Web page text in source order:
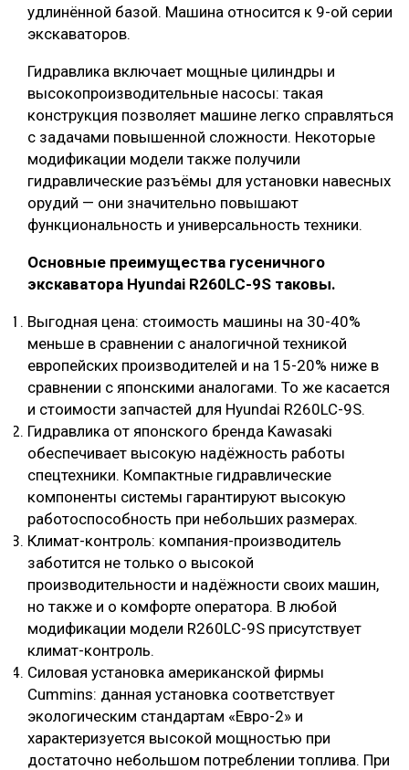
удлинённой базой. Машина относится к 9-ой серии
экскаваторов.
Гидравлика включает мощные цилиндры и
высокопроизводительные насосы: такая
конструкция позволяет машине легко справляться
с задачами повышенной сложности. Некоторые
модификации модели также получили
гидравлические разъёмы для установки навесных
орудий — они значительно повышают
функциональность и универсальность техники.
Основные преимущества гусеничного
экскаватора Hyundai R260LC-9S таковы.
Выгодная цена: стоимость машины на 30-40%
меньше в сравнении с аналогичной техникой
европейских производителей и на 15-20% ниже в
сравнении с японскими аналогами. То же касается
и стоимости запчастей для Hyundai R260LC-9S.
Гидравлика от японского бренда Kawasaki
обеспечивает высокую надёжность работы
спецтехники. Компактные гидравлические
компоненты системы гарантируют высокую
работоспособность при небольших размерах.
Климат-контроль: компания-производитель
заботится не только о высокой
производительности и надёжности своих машин,
но также и о комфорте оператора. В любой
модификации модели R260LC-9S присутствует
климат-контроль.
Силовая установка американской фирмы
Cummins: данная установка соответствует
экологическим стандартам «Евро-2» и
характеризуется высокой мощностью при
достаточно небольшом потреблении топлива. При